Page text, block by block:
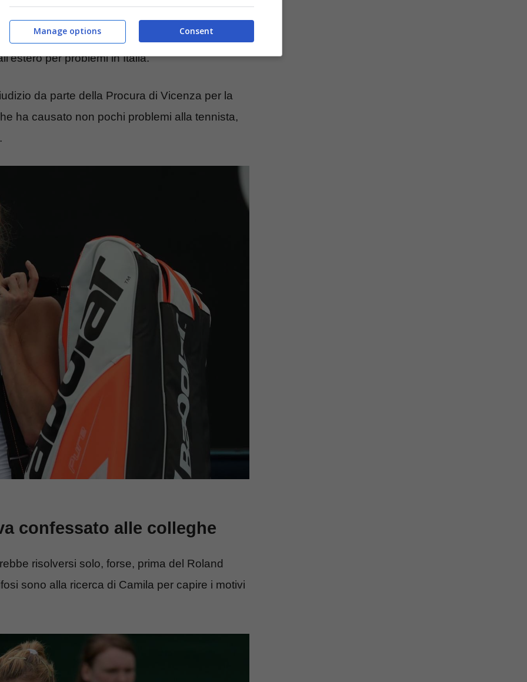
ma ha
Vox populi – sottolinea Il Corriere
per problemi in Italia.
da parte della Procura di Vicenza per la
ha causato non pochi problemi alla tennista,
confessato alle colleghe
risolversi solo, forse, prima del Roland
sono alla ricerca di Camila per capire i motivi
Consent
Manage options